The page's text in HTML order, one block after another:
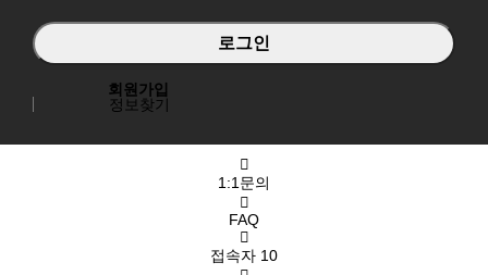
회원가입
정보찾기
1:1문의
FAQ
접속자 10